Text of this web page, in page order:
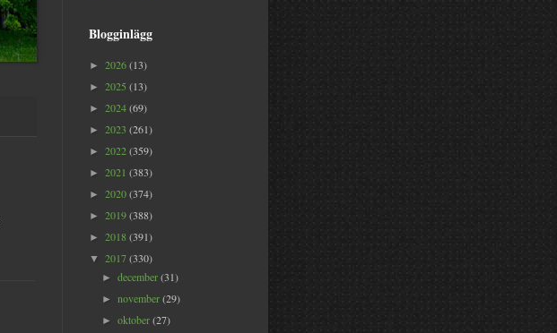
Blogginlägg
► 2026(13)
► 2025 (13)
► 2024(69)
► 2023 (261)
► 2022(359)
► 2021 (383)
► 2020(374)
► 2019(388)
► 2018 (391)
▼ 2017(330)
►december(31)
►november(29)
►oktober(27)